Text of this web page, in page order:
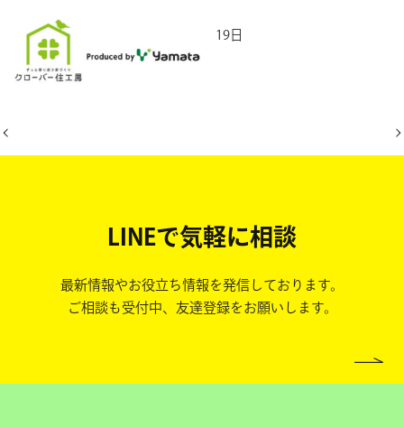
2026年5月19日
LINEで気軽に相談
最新情報やお役立ち情報を発信しております。
ご相談も受付中、友達登録をお願いします。